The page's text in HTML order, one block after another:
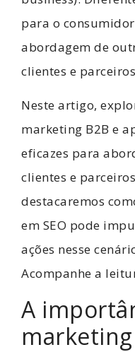
para o
abordagem de
clientes e
Neste artigo,
marketing B2B e
eficazes para
clientes e
destacaremos
em SEO pode
ações nesse
Acompanhe a
A
marketing